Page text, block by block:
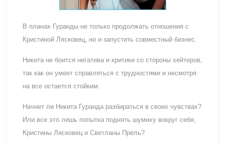
В планах Гуранды не только продолжать отношения с
Кристиной Лясковец, но и запустить совместный бизнес.
Никита не боится негатива и критики со стороны хейтеров,
так как он умеет справляться с трудностями и несмотря
на все остается стойким.
Начнет ли Никита Гуранда разбираться в своих чувствах?
Или все это лишь попытка поднять шумиху вокруг себя,
Кристины Лясковец и Светланы Прель?